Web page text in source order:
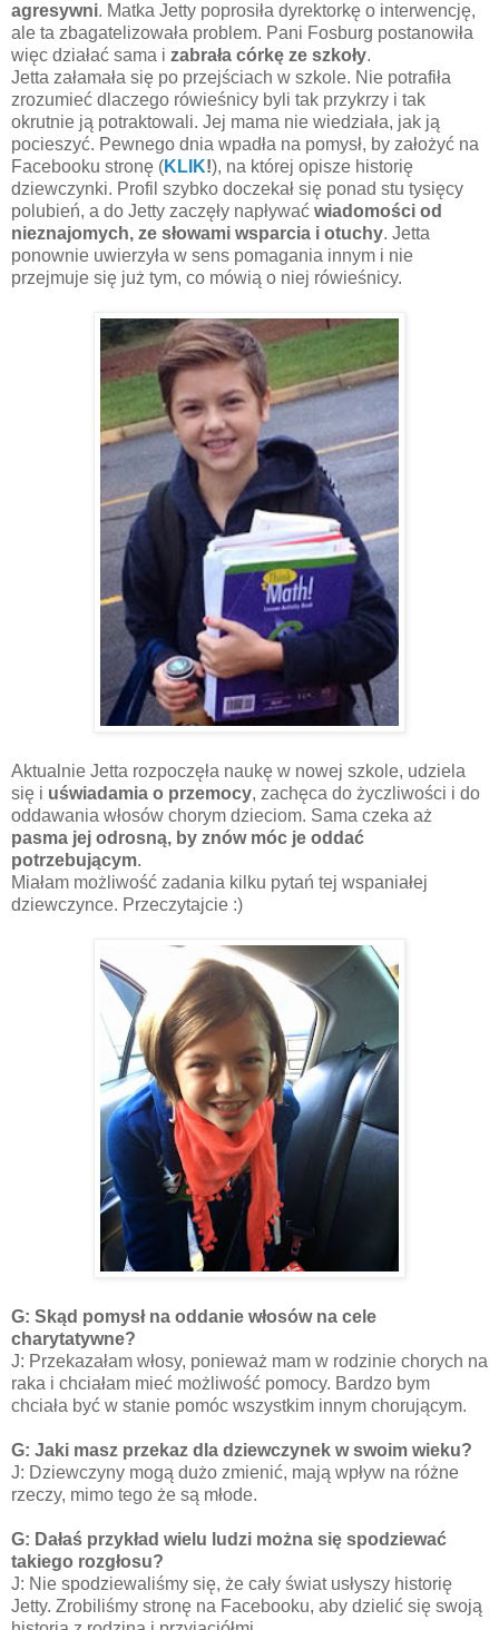
agresywni. Matka Jetty poprosiła dyrektorkę o interwencję,
ale ta zbagatelizowała problem. Pani Fosburg postanowiła
więc działać sama i zabrała córkę ze szkoły.
Jetta załamała się po przejściach w szkole. Nie potrafiła
zrozumieć dlaczego rówieśnicy byli tak przykrzy i tak
okrutnie ją potraktowali. Jej mama nie wiedziała, jak ją
pocieszyć. Pewnego dnia wpadła na pomysł, by założyć na
Facebooku stronę (KLIK!), na której opisze historię
dziewczynki. Profil szybko doczekał się ponad stu tysięcy
polubień, a do Jetty zaczęły napływać wiadomości od
nieznajomych, ze słowami wsparcia i otuchy. Jetta
ponownie uwierzyła w sens pomagania innym i nie
przejmuje się już tym, co mówią o niej rówieśnicy.
Aktualnie Jetta rozpoczęła naukę w nowej szkole, udziela
się i uświadamia o przemocy, zachęca do życzliwości i do
oddawania włosów chorym dzieciom. Sama czeka aż
pasma jej odrosną, by znów móc je oddać
potrzebującym.
Miałam możliwość zadania kilku pytań tej wspaniałej
dziewczynce. Przeczytajcie :)
G: Skąd pomysł na oddanie włosów na cele
charytatywne?
J: Przekazałam włosy, ponieważ mam w rodzinie chorych na
raka i chciałam mieć możliwość pomocy. Bardzo bym
chciała być w stanie pomóc wszystkim innym chorującym.
G: Jaki masz przekaz dla dziewczynek w swoim wieku?
J: Dziewczyny mogą dużo zmienić, mają wpływ na różne
rzeczy, mimo tego że są młode.
G: Dałaś przykład wielu ludzi można się spodziewać
takiego rozgłosu?
J: Nie spodziewaliśmy się, że cały świat usłyszy historię
Jetty. Zrobiliśmy stronę na Facebooku, aby dzielić się swoją